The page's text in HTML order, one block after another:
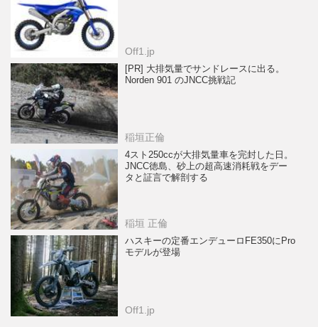
Off1.jp
[PR] 大排気量でサンドレースに出る。
Norden 901 のJNCC挑戦記
稲垣正倫
4スト250ccが大排気量車を完封した日。
JNCC徳島、砂上の超高速消耗戦をデー
タと証言で解剖する
稲垣 正倫
ハスキーの定番エンデューロFE350にPro
モデルが登場
Off1.jp